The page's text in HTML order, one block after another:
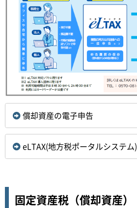
償却資産の電子申告
eLTAX(地方税ポータルシステム)
固定資産税（償却資産）